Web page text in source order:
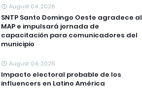
August 04, 2026
SNTP Santo Domingo Oeste agradece al
MAP e impulsará jornada de
capacitación para comunicadores del
municipio
August 04, 2026
Impacto electoral probable de los
influencers en Latino América